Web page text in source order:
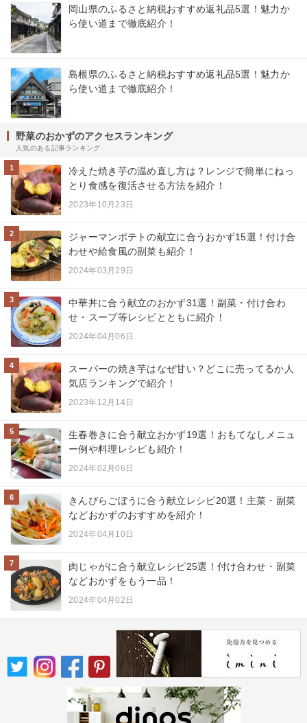
岡山県のふるさと納税おすすめ返礼品5選！魅力か
ら使い道まで徹底紹介！
島根県のふるさと納税おすすめ返礼品5選！魅力か
ら使い道まで徹底紹介！
野菜のおかずのアクセスランキング
人気のある記事ランキング
1
冷えた焼き芋の温め直し方は？レンジで簡単にねっ
とり食感を復活させる方法を紹介！
2023年10月23日
2
ジャーマンポテトの献立に合うおかず15選！付け合
わせや給食風の副菜も紹介！
2024年03月29日
3
中華丼に合う献立のおかず31選！副菜・付け合わ
せ・スープ等レシピとともに紹介！
2024年04月06日
4
スーパーの焼き芋はなぜ甘い？どこに売ってるか人
気店ランキングで紹介！
2023年12月14日
5
生春巻きに合う献立おかず19選！おもてなしメニュ
ー例や料理レシピも紹介！
2024年02月06日
6
きんぴらごぼうに合う献立レシピ20選！主菜・副菜
などおかずのおすすめを紹介！
2024年04月10日
7
肉じゃがに合う献立レシピ25選！付け合わせ・副菜
などおかずをもう一品！
2024年04月02日